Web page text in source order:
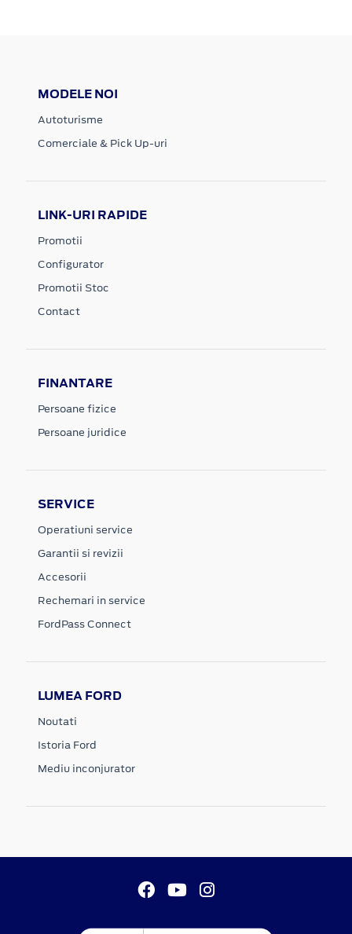
MODELE NOI
Autoturisme
Comerciale & Pick Up-uri
LINK-URI RAPIDE
Promotii
Configurator
Promotii Stoc
Contact
FINANTARE
Persoane fizice
Persoane juridice
SERVICE
Operatiuni service
Garantii si revizii
Accesorii
Rechemari in service
FordPass Connect
LUMEA FORD
Noutati
Istoria Ford
Mediu inconjurator